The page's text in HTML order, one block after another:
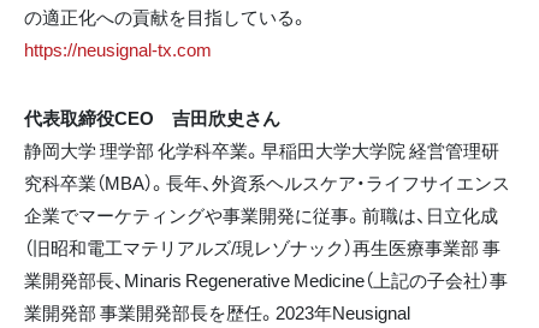
の適正化への貢献を目指している。
https://neusignal-tx.com
代表取締役CEO 吉田欣史さん
静岡大学 理学部 化学科卒業。早稲田大学大学院 経営管理研
究科卒業（MBA）。長年、外資系ヘルスケア・ライフサイエンス
企業でマーケティングや事業開発に従事。前職は、日立化成
（旧昭和電工マテリアルズ/現レゾナック）再生医療事業部 事
業開発部長、Minaris Regenerative Medicine（上記の子会社）事
業開発部 事業開発部長を歴任。2023年Neusignal